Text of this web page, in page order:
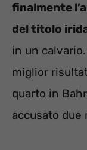
finalmente
del titolo
in un calvario.
miglior
quarto in
accusato